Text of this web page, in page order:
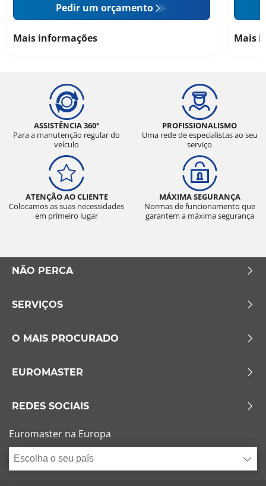
Pedir um orçamento
Mais informações Mais
ASSISTÊNCIA 360°
Para a manutenção regular do
veículo
PROFISSIONALISMO
Uma rede de especialistas ao seu
serviço
ATENÇÃO AO CLIENTE
Colocamos as suas necessidades
em primeiro lugar
MÁXIMA SEGURANÇA
Normas de funcionamento que
garantem a máxima segurança
NÃO PERCA
SERVIÇOS
O MAIS PROCURADO
EUROMASTER
REDES SOCIAIS
Euromaster na Europa
Escolha o seu país